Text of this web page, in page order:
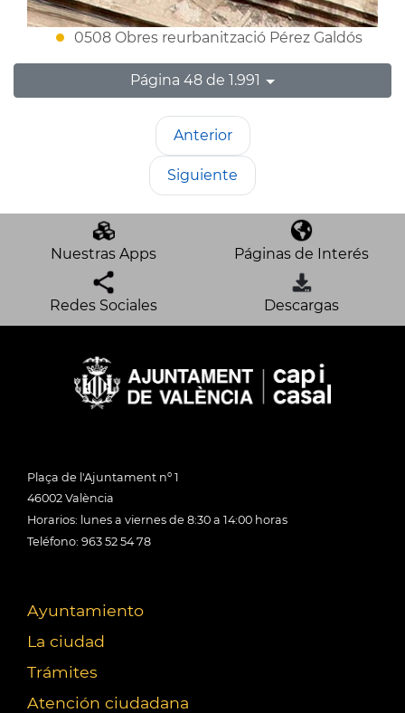
0508 Obres reurbanització Pérez Galdós
Página 48 de 1.991
Anterior
Siguiente
Nuestras Apps Páginas de Interés
Redes Sociales Descargas
Plaça de l'Ajuntament nº 1
46002 València
Horarios: lunes a viernes de 8:30 a 14:00 horas
Teléfono: 963 52 54 78
Ayuntamiento
La ciudad
Trámites
Atención ciudadana